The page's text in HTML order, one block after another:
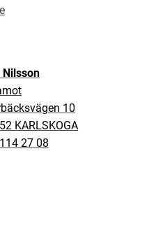
Nilsson
10
KARLSKOGA
27 08